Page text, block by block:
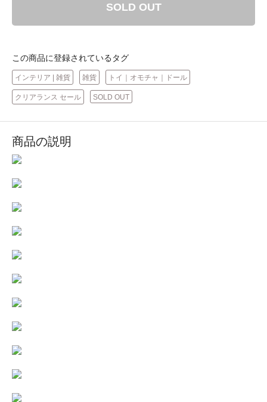
SOLD OUT
この商品に登録されているタグ
インテリア | 雑貨 雑貨 トイ｜オモチャ｜ドール
クリアランス セール SOLD OUT
商品の説明